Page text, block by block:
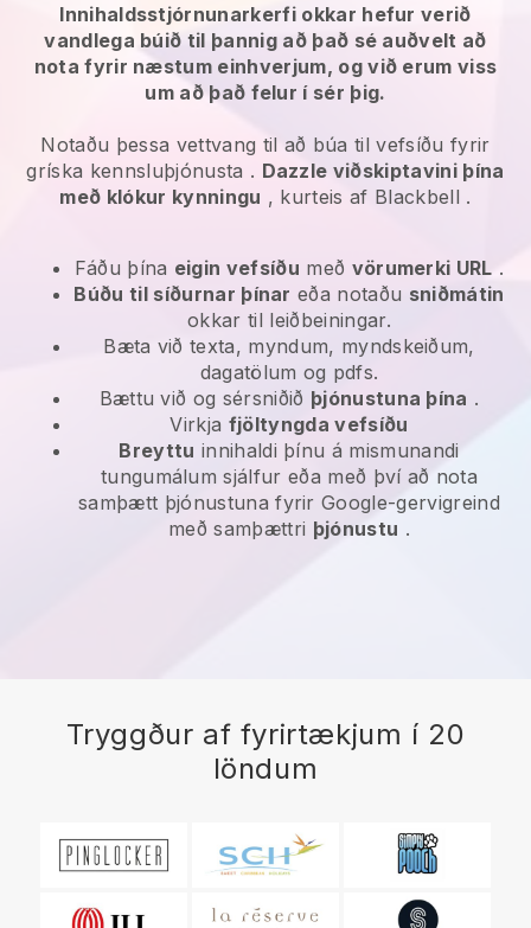
Innihaldsstjórnunarkerfi okkar hefur verið
vandlega búið til þannig að það sé auðvelt að
nota fyrir næstum einhverjum, og við erum viss
um að það felur í sér þig.
Notaðu þessa vettvang til að búa til vefsíðu fyrir
gríska kennsluþjónusta . Dazzle viðskiptavini þína
með klókur kynningu , kurteis af Blackbell .
Fáðu þína eigin vefsíðu með vörumerki URL .
Búðu til síðurnar þínar eða notaðu sniðmátin
okkar til leiðbeiningar.
Bæta við texta, myndum, myndskeiðum,
dagatölum og pdfs.
Bættu við og sérsniðið þjónustuna þína .
Virkja fjöltyngda vefsíðu
Breyttu innihaldi þínu á mismunandi
tungumálum sjálfur eða með því að nota
samþætt þjónustuna fyrir Google-gervigreind
með samþættri þjónustu .
Tryggður af fyrirtækjum í 20
löndum